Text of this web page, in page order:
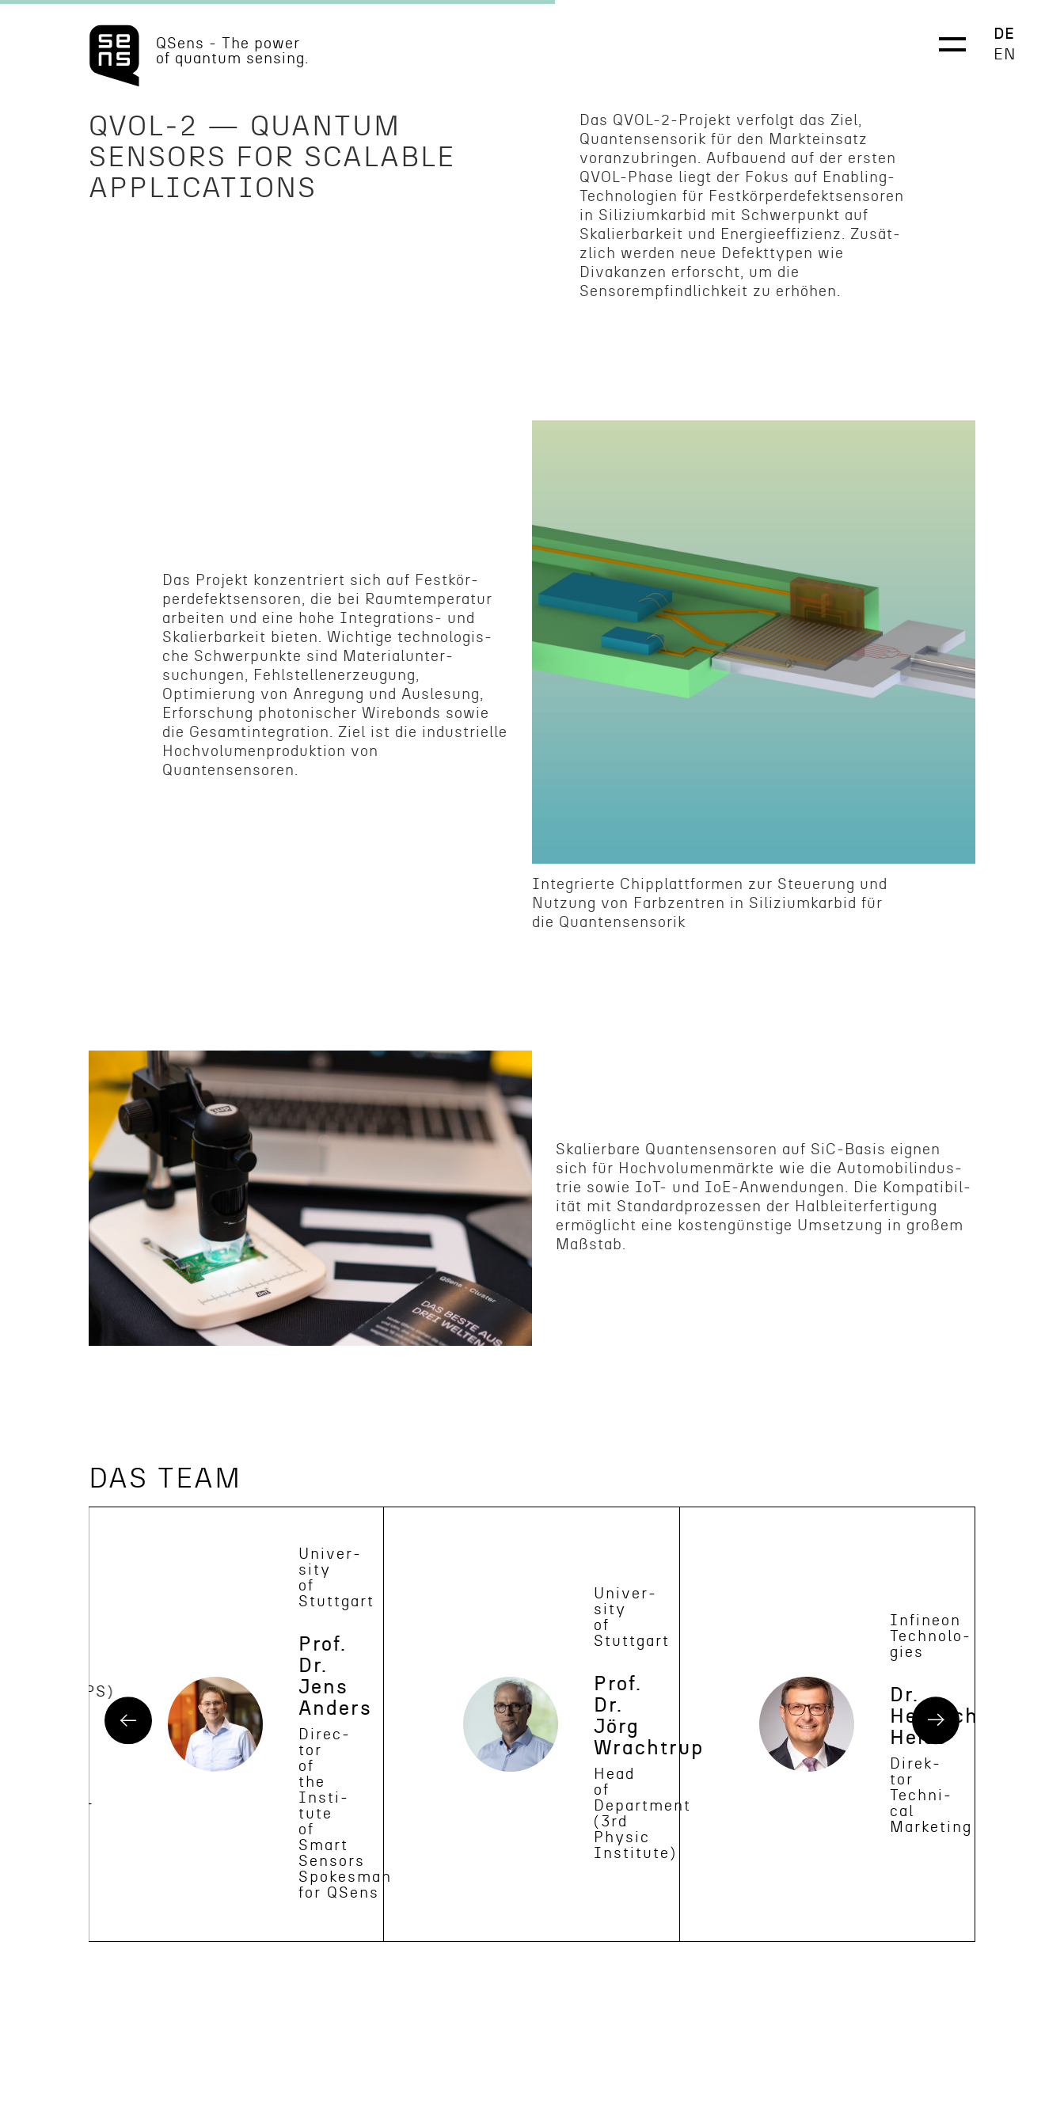
QSens - The power
of quantum sensing.
DE
EN
QVOL‑2 — QUANTUM
SENSORS FOR SCALABLE
APPLICATIONS
Das QVOL-2-Projekt verfolgt das Ziel,
Quantensen­sorik für den Marktein­satz
voranzubrin­gen. Aufbauend auf der ersten
QVOL-Phase liegt der Fokus auf Enabling-
Technologien für Festkör­perde­fek­t­sen­soren
in Siliz­iumkar­bid mit Schwer­punkt auf
Skalier­barkeit und Energieef­fizienz. Zusät­
zlich werden neue Defek­t­typen wie
Divakanzen erforscht, um die
Sensorempfind­lichkeit zu erhöhen.
Das Projekt konzen­tri­ert sich auf Festkör­
perde­fek­t­sen­soren, die bei Raumtem­per­atur
arbeiten und eine hohe Integrations- und
Skalier­barkeit bieten. Wichtige technol­o­gis­
che Schwer­punkte sind Materi­alun­ter­
suchun­gen, Fehlstel­len­erzeu­gung,
Optimierung von Anregung und Ausle­sung,
Erforschung photonis­cher Wirebonds sowie
die Gesamt­in­te­gra­tion. Ziel ist die indus­trielle
Hochvol­u­men­pro­duk­tion von
Quantensensoren.
Integri­erte Chipplat­tfor­men zur Steuerung und
Nutzung von Farbzen­tren in Siliz­iumkar­bid für
die Quantensensorik
Skalier­bare Quanten­sensoren auf SiC-Basis eignen
sich für Hochvol­u­men­märkte wie die Automo­bilin­dus­
trie sowie IoT- und IoE-Anwendungen. Die Kompat­i­bil­
ität mit Standard­prozessen der Halbleit­er­fer­ti­gung
ermöglicht eine kostengün­stige Umset­zung in großem
Maßstab.
DAS TEAM
Univer­
sity
of
Stuttgart
Prof.
Dr.
Jens
Anders
Direc­
tor
of
the
Insti­
tute
of
Smart
Sensors
Spokesman
for QSens
Univer­
sity
of
Stuttgart
Prof.
Dr.
Jörg
Wrachtrup
Head
of
Department
(3rd
Physic
Institute)
Infineon
Technolo­
gies
Dr.
Heinrich
Heiss
Direk­
tor
Techni­
cal
Marketing
(IMS CHIPS)
Geschäfts­